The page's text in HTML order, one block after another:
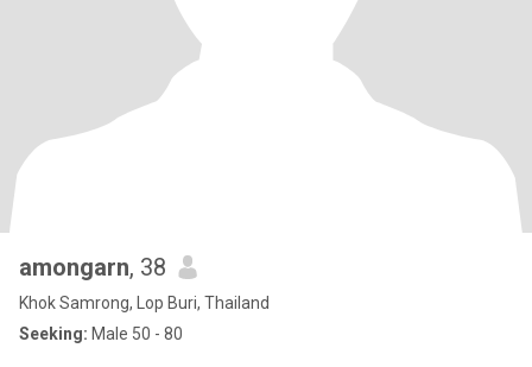
amongarn, 38
Khok Samrong, Lop Buri, Thailand
Seeking: Male 50 - 80